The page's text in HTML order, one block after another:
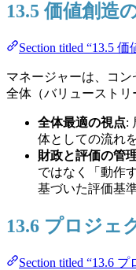
13.5 価値創造
Section titled “13.5
マネージャーは、コ
全体（バリューストリ
全体最適の視点:
体としての流れ
財政と評価の管
ではなく「動作
基づいた評価基
13.6 プロジェ
Section titled “13.6